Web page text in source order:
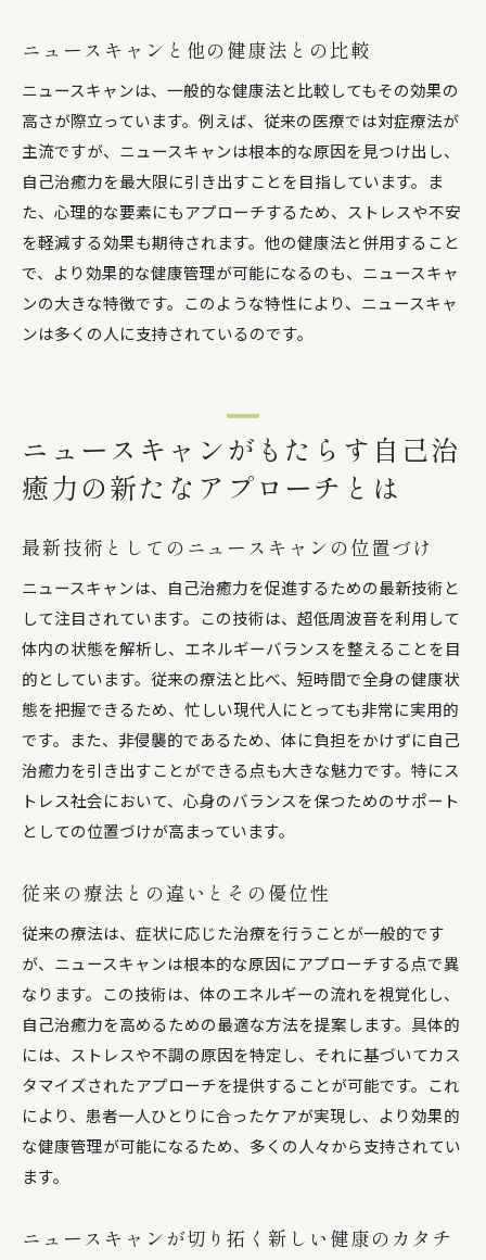
ニュースキャンと他の健康法との比較
ニュースキャンは、一般的な健康法と比較してもその効果の
高さが際立っています。例えば、従来の医療では対症療法が
主流ですが、ニュースキャンは根本的な原因を見つけ出し、
自己治癒力を最大限に引き出すことを目指しています。ま
た、心理的な要素にもアプローチするため、ストレスや不安
を軽減する効果も期待されます。他の健康法と併用すること
で、より効果的な健康管理が可能になるのも、ニュースキャ
ンの大きな特徴です。このような特性により、ニュースキャ
ンは多くの人に支持されているのです。
ニュースキャンがもたらす自己治
癒力の新たなアプローチとは
最新技術としてのニュースキャンの位置づけ
ニュースキャンは、自己治癒力を促進するための最新技術と
して注目されています。この技術は、超低周波音を利用して
体内の状態を解析し、エネルギーバランスを整えることを目
的としています。従来の療法と比べ、短時間で全身の健康状
態を把握できるため、忙しい現代人にとっても非常に実用的
です。また、非侵襲的であるため、体に負担をかけずに自己
治癒力を引き出すことができる点も大きな魅力です。特にス
トレス社会において、心身のバランスを保つためのサポート
としての位置づけが高まっています。
従来の療法との違いとその優位性
従来の療法は、症状に応じた治療を行うことが一般的です
が、ニュースキャンは根本的な原因にアプローチする点で異
なります。この技術は、体のエネルギーの流れを視覚化し、
自己治癒力を高めるための最適な方法を提案します。具体的
には、ストレスや不調の原因を特定し、それに基づいてカス
タマイズされたアプローチを提供することが可能です。これ
により、患者一人ひとりに合ったケアが実現し、より効果的
な健康管理が可能になるため、多くの人々から支持されてい
ます。
ニュースキャンが切り拓く新しい健康のカタチ